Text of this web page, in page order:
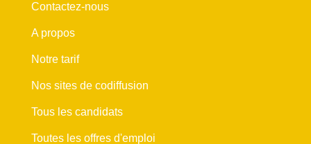
Contactez-nous
A propos
Notre tarif
Nos sites de codiffusion
Tous les candidats
Toutes les offres d'emploi